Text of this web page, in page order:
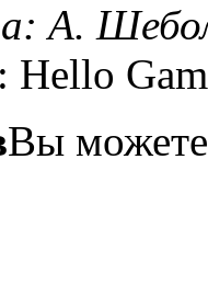
А.
Hello
Вы можете